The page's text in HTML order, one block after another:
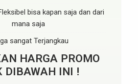
bisa kapan saja dan dari
mana saja
sangat Terjangkau
HARGA PROMO
DIBAWAH INI !